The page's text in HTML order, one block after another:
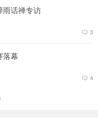
雨话禅专访
3
落幕
4